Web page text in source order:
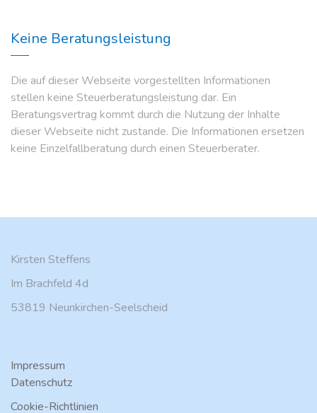
Keine Beratungsleistung
Die auf dieser Webseite vorgestellten Informationen
stellen keine Steuerberatungsleistung dar. Ein
Beratungsvertrag kommt durch die Nutzung der Inhalte
dieser Webseite nicht zustande. Die Informationen ersetzen
keine Einzelfallberatung durch einen Steuerberater.
Kirsten Steffens
Im Brachfeld 4d
53819 Neunkirchen-Seelscheid
Impressum
Datenschutz
Cookie-Richtlinien